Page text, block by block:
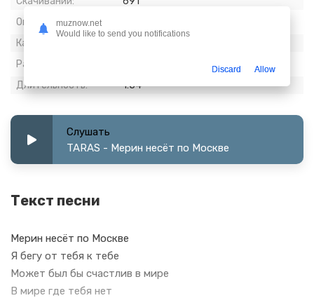
Опубликовано:
Качество:
Размер:
Длительность:
1:54
Слушать
TARAS - Мерин несёт по Москве
Текст песни
Мерин несёт по Москве
Я бегу от тебя к тебе
Может был бы счастлив в мире
В мире где тебя нет
muznow.net
Would like to send you notifications
Discard Allow